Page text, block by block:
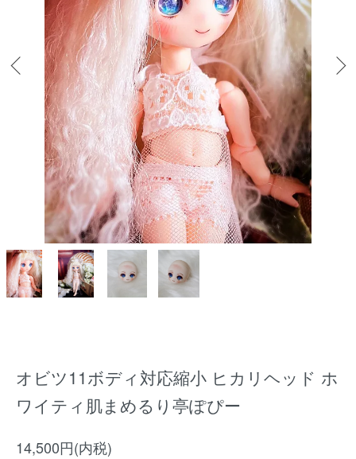
オビツ11ボディ対応縮小 ヒカリヘッド ホ
ワイティ肌まめるり亭ぽぴー
14,500円(内税)